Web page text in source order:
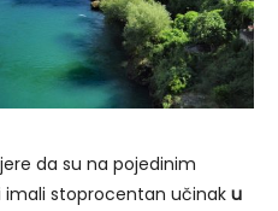
da su na pojedinim
stoprocentan učinaku